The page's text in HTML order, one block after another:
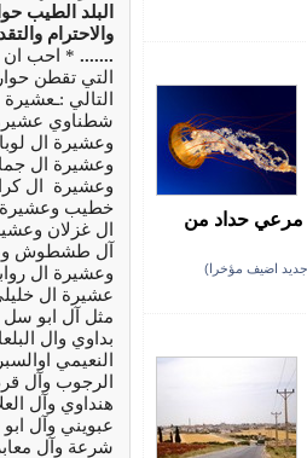
مرعي حداد من
جديد اضيف مؤخرا)
البلد الطيب
والاحترام
....... * احب ان
التي تقطن
التالي
شطناوي
وعشيرة ال
وعشيرة ال
وعشيرة ال
خطيب وعشيرة
ال غزلان
آل طشطوش
وعشيرة ال
عشيرة ال
مثل آل ابو سل
بداوي وال
النعيمي
الرجوب وآل
هنداوي وآل
عبويني وآل
شرعة وآل